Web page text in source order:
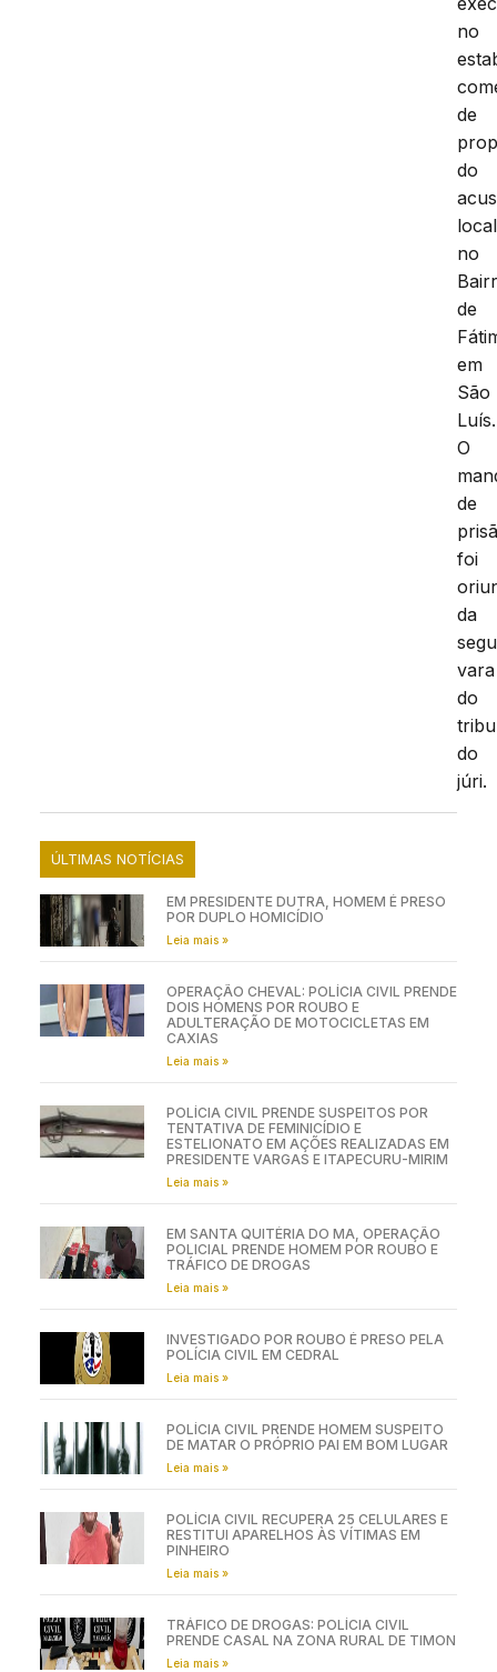
no
de
do
no
de
em
São
Luís.
O
de
foi
da
vara
do
do
júri.
ÚLTIMAS NOTÍCIAS
EM PRESIDENTE DUTRA, HOMEM É PRESO
POR DUPLO HOMICÍDIO
Leia mais »
OPERAÇÃO CHEVAL: POLÍCIA CIVIL PRENDE
DOIS HOMENS POR ROUBO E
ADULTERAÇÃO DE MOTOCICLETAS EM
CAXIAS
Leia mais »
POLÍCIA CIVIL PRENDE SUSPEITOS POR
TENTATIVA DE FEMINICÍDIO E
ESTELIONATO EM AÇÕES REALIZADAS EM
PRESIDENTE VARGAS E ITAPECURU-MIRIM
Leia mais »
EM SANTA QUITÉRIA DO MA, OPERAÇÃO
POLICIAL PRENDE HOMEM POR ROUBO E
TRÁFICO DE DROGAS
Leia mais »
INVESTIGADO POR ROUBO É PRESO PELA
POLÍCIA CIVIL EM CEDRAL
Leia mais »
POLÍCIA CIVIL PRENDE HOMEM SUSPEITO
DE MATAR O PRÓPRIO PAI EM BOM LUGAR
Leia mais »
POLÍCIA CIVIL RECUPERA 25 CELULARES E
RESTITUI APARELHOS ÀS VÍTIMAS EM
PINHEIRO
Leia mais »
TRÁFICO DE DROGAS: POLÍCIA CIVIL
PRENDE CASAL NA ZONA RURAL DE TIMON
Leia mais »